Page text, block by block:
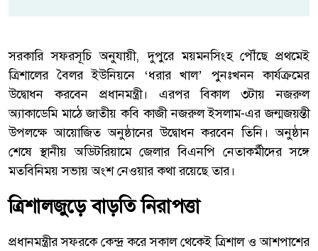
সরকারি সফরসূচি অনুযায়ী, দুপুরে ময়মনসিংহ পৌঁছে প্রথমেই
ত্রিশালের বৈলর ইউনিয়নে ‘ধরার খাল’ পুনঃখনন কার্যক্রমের
উদ্বোধন করবেন প্রধানমন্ত্রী। এরপর বিকাল ৩টায়নজরুল
অ্যাকাডেমিমাঠে জাতীয় কবিকাজী নজরুল ইসলাম-এর জন্মজয়ন্তী
উপলক্ষে আয়োজিত অনুষ্ঠানের উদ্বোধন করবেন তিনি। অনুষ্ঠান
শেষে স্থানীয় অডিটরিয়ামে জেলার বিএনপি নেতাকর্মীদের সঙ্গে
মতবিনিময় সভায় অংশ নেওয়ার কথা রয়েছে তার।
ত্রিশালজুড়ে বাড়তি নিরাপত্তা
প্রধানমন্ত্রীর সফরকে কেন্দ্র করে সকাল থেকেই ত্রিশাল ও আশপাশের